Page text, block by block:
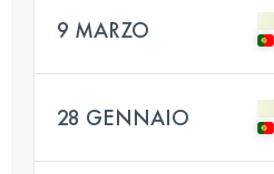
9 MARZO
28 GENNAIO